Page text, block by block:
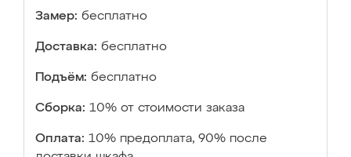
Замер: бесплатно
Доставка: бесплатно
Подъём: бесплатно
Сборка: 10% от стоимости заказа
Оплата: 10% предоплата, 90% после